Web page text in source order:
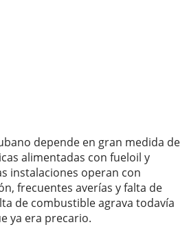
depende en gran medida de
alimentadas con fueloil y
instalaciones operan con
frecuentes averías y falta de
de combustible agrava todavía
ya era precario.